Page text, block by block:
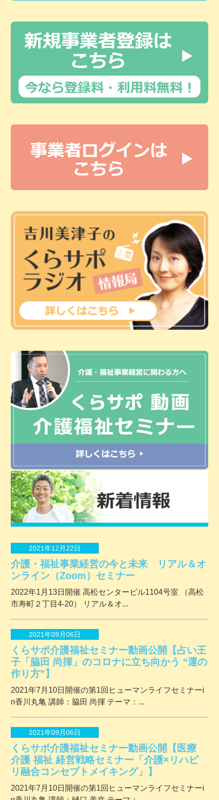
2021年12月22日
介護・福祉事業経営の今と未来 リアル＆オ
ンライン（Zoom）セミナー
2022年1月13日開催 ⾼松センタービル1104号室 （⾼松
市寿町２丁⽬4-20） リアル＆オ...
2021年09月06日
くらサポ介護福祉セミナー動画公開【占い王
子「脇田 尚揮」のコロナに立ち向かう “運の
作り方”】
2021年7月10日開催の第1回ヒューマンライフセミナーi
n香川丸亀 講師：脇田 尚揮 テーマ：...
2021年09月06日
くらサポ介護福祉セミナー動画公開【医療
介護 福祉 経営戦略セミナー「介護×リハビ
リ融合コンセプトメイキング」】
2021年7月10日開催の第1回ヒューマンライフセミナーi